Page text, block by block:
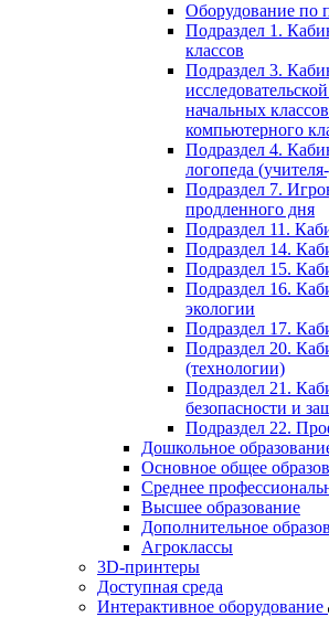
Оборудование по
Подраздел 1.
классов
Подраздел 3.
начальных
компьютерного
Подраздел 4.
логопеда
Подраздел 7.
продленного дня
Подраздел 11.
Подраздел 14.
Подраздел 15.
Подраздел 16.
экологии
Подраздел 17.
Подраздел 20.
(технологии)
Подраздел 21.
безопасности и
Подраздел 22.
Дошкольное
Основное общее
Среднее
Высшее образование
Дополнительное
Агроклассы
3D-принтеры
Доступная среда
Интерактивное оборудование